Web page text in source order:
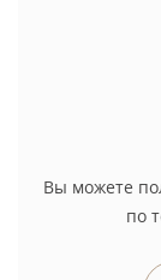
Вы можете
по